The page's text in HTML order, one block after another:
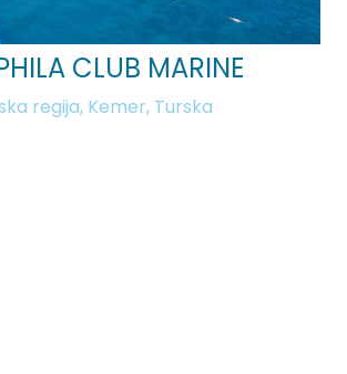
CLUB MARINE
regija, Kemer, Turska